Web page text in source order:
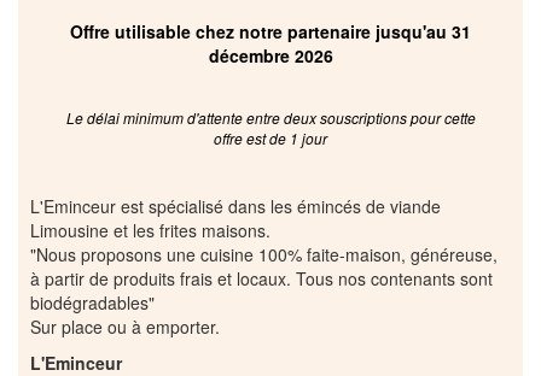
Offre utilisable chez notre partenaire jusqu'au 31
décembre 2026
Le délai minimum d'attente entre deux souscriptions pour cette
offre est de 1 jour
L'Eminceur est spécialisé dans les émincés de viande
Limousine et les frites maisons.
"Nous proposons une cuisine 100% faite-maison, généreuse,
à partir de produits frais et locaux. Tous nos contenants sont
biodégradables"
Sur place ou à emporter.
L'Eminceur